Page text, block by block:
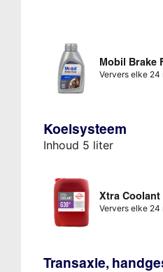
Mobil Brake
Ververs elke 24
Koelsysteem
Inhoud 5 liter
Xtra Coolant
Ververs elke
Transaxle,